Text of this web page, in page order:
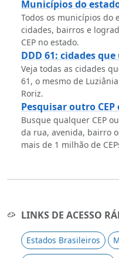
Municípios do
Todos os municípios do
cidades, bairros e
CEP no estado.
DDD 61: cidades
Veja todas as cidades
61, o mesmo de
Roriz.
Pesquisar outro
Busque qualquer CEP
da rua, avenida, bairro
mais de 1 milhão de
LINKS DE ACESSO
Estados Brasileiros